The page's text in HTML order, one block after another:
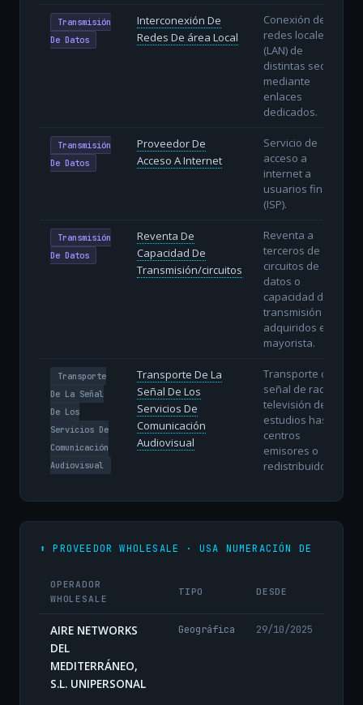
Transmisión
De Datos
Interconexión De
Redes De área Local
Conexión de
redes locales
(LAN) de
distintas sedes
mediante
enlaces
dedicados.
Transmisión
De Datos
Proveedor De
Acceso A Internet
Servicio de
acceso a
internet a
usuarios finales
(ISP).
Transmisión
De Datos
Reventa De
Capacidad De
Transmisión/circuitos
Reventa a
terceros de
circuitos de
datos o
capacidad de
transmisión
adquiridos en
mayorista.
Transporte
De La Señal
De Los
Servicios De
Comunicación
Audiovisual
Transporte De La
Señal De Los
Servicios De
Comunicación
Audiovisual
Transporte de la
señal de radio y
televisión desde
estudios hasta
centros
emisores o
redistribuidores.
⬆️ PROVEEDOR WHOLESALE · USA NUMERACIÓN DE
OPERADOR
WHOLESALE
TIPO DESDE
AIRE NETWORKS
DEL
MEDITERRÁNEO,
S.L. UNIPERSONAL
Geográfica 29/10/2025